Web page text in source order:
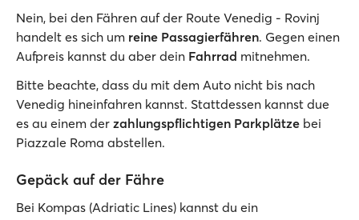
Nein, bei den Fähren auf der Route Venedig - Rovinj
handelt es sich um reine Passagierfähren. Gegen einen
Aufpreis kannst du aber dein Fahrrad mitnehmen.
Bitte beachte, dass du mit dem Auto nicht bis nach
Venedig hineinfahren kannst. Stattdessen kannst due
es au einem der zahlungspflichtigen Parkplätze bei
Piazzale Roma abstellen.
Gepäck auf der Fähre
Bei Kompas (Adriatic Lines) kannst du ein